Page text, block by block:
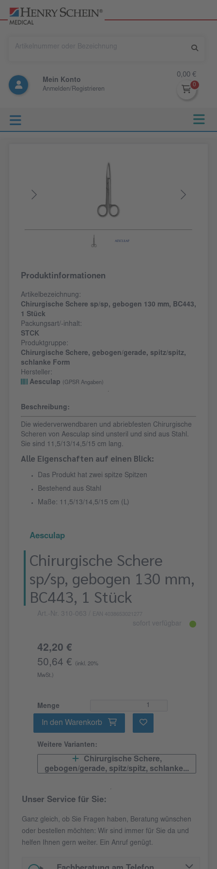
Mein Konto
Anmelden/Registrieren
0,00 €
Produktinformationen
Artikelbezeichnung:
Chirurgische Schere sp/sp, gebogen 130 mm, BC443,
1 Stück
Packungsart/-inhalt:
STCK
Produktgruppe:
Chirurgische Schere, gebogen/gerade, spitz/spitz,
schlanke Form
Hersteller:
Aesculap
(GPSR Angaben)
Beschreibung:
Die wiederverwendbaren und abriebfesten Chirurgische
Scheren von Aesculap sind unsteril und sind aus Stahl.
Sie sind 11,5/13/14,5/15 cm lang.
Alle Eigenschaften auf einen Blick:
Das Produkt hat zwei spitze Spitzen
Bestehend aus Stahl
Maße: 11,5/13/14,5/15 cm (L)
Aesculap
Chirurgische Schere
sp/sp, gebogen 130 mm,
BC443, 1 Stück
Art.-Nr. 310-063 EAN 4038653021277
sofort verfügbar
42,20 €
50,64 €
(inkl. 20%
MwSt.)
Menge
In den Warenkorb
Weitere Varianten:
Chirurgische Schere,
gebogen/gerade, spitz/spitz, schlanke...
Unser Service für Sie:
Ganz gleich, ob Sie Fragen haben, Beratung wünschen
oder bestellen möchten: Wir sind immer für Sie da und
helfen Ihnen gern weiter. Ein Anruf genügt.